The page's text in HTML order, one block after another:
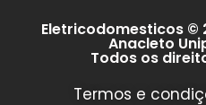
Eletricodomesticos ©
Anacleto
Todos os
Termos e